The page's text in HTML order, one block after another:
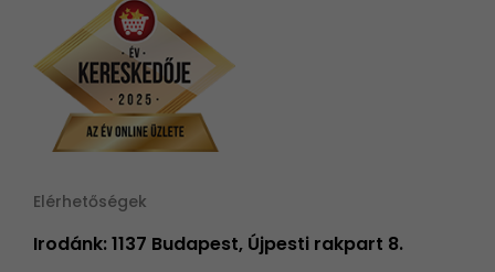
Elérhetőségek
Irodánk: 1137 Budapest, Újpesti rakpart 8.